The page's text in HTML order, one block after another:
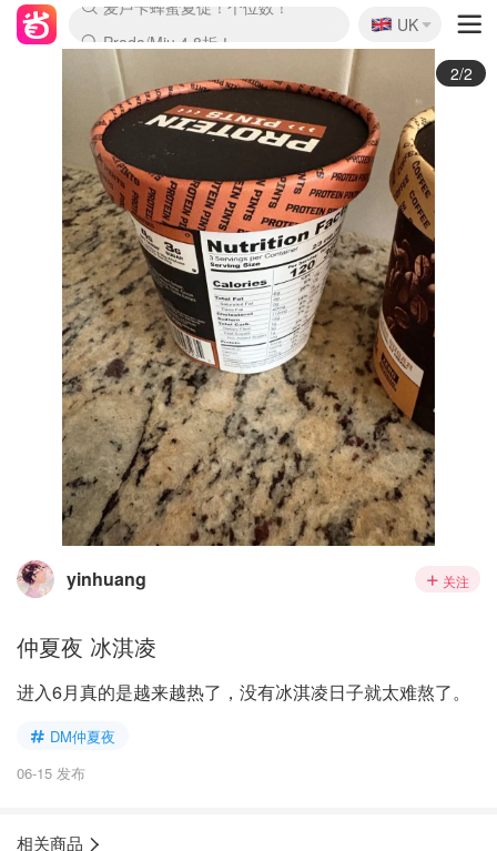
麦卢卡蜂蜜夏促！个位数！
啥？必胜客披萨5折！
🇬🇧
UK
1/2
yinhuang 关注
仲夏夜 冰淇凌
进入6月真的是越来越热了，没有冰淇凌日子就太难熬了。
DM仲夏夜
06-15 发布
相关商品